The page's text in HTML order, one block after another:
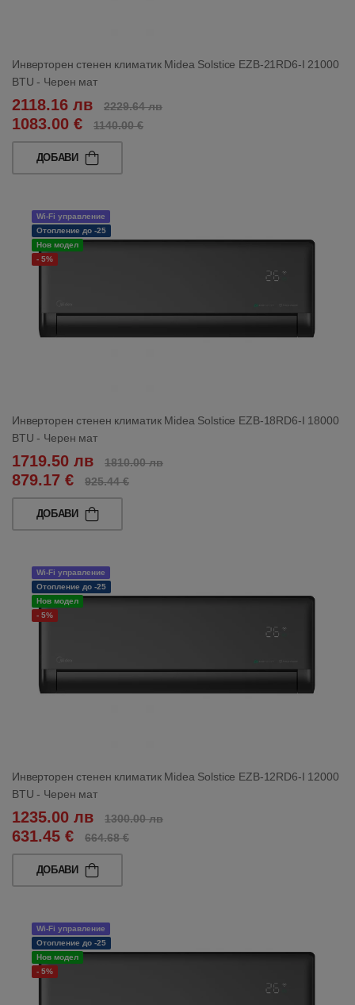
Инверторен стенен климатик Midea Solstice EZB-21RD6-I 21000
BTU - Черен мат
2118.16 лв 2229.64 лв
1083.00 € 1140.00 €
ДОБАВИ
Wi-Fi управление
Отопление до -25
Нов модел
- 5%
Инверторен стенен климатик Midea Solstice EZB-18RD6-I 18000
BTU - Черен мат
1719.50 лв 1810.00 лв
879.17 € 925.44 €
ДОБАВИ
Wi-Fi управление
Отопление до -25
Нов модел
- 5%
Инверторен стенен климатик Midea Solstice EZB-12RD6-I 12000
BTU - Черен мат
1235.00 лв 1300.00 лв
631.45 € 664.68 €
ДОБАВИ
Wi-Fi управление
Отопление до -25
Нов модел
- 5%